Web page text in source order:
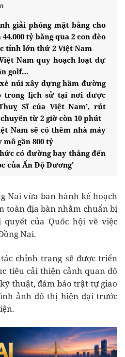
giải phóng mặt bằng cho
tỷ băng qua 2 con đèo
tỉnh lớn thứ 2 Việt Nam
Nam quy hoạch loạt dự
golf…
núi xây dựng hầm đường
trong lịch sử tại nơi được
Sĩ của Việt Nam’, rút
từ 2 giờ còn 10 phút
Nam sẽ có thêm nhà máy
gần 800 tỷ
có đường bay thẳng đến
của Ấn Độ Dương'
Nai vừa ban hành kế hoạch
toàn địa bàn nhằm chuẩn bị
quyết của Quốc hội về việc
Nai.
chỉnh trang sẽ được triển
tiêu cải thiện cảnh quan đô
thuật, đảm bảo trật tự giao
ảnh đô thị hiện đại trước